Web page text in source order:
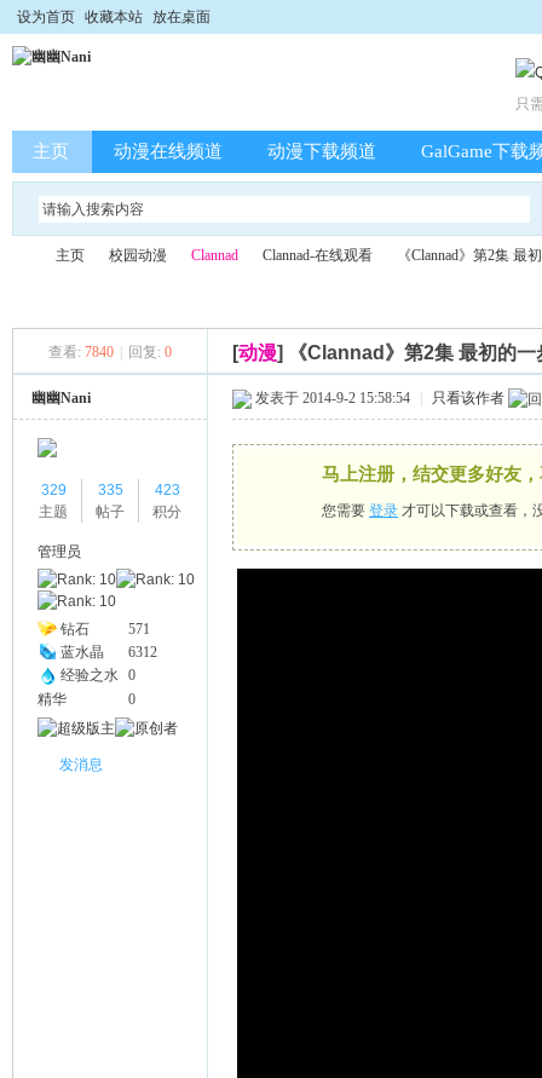
设为首页 收藏本站 放在桌面
只
主页 动漫在线频道 动漫下载频道 GalGame下载
主页
›
校园动漫
›
Clannad
›
Clannad-在线观看
›
《Clannad》第2集 最
查看: 7840 回复: 0 [动漫] 《Clannad》第2集 最初的一
幽幽Nani
329
主题
335
帖子
423
积分
管理员
钻石
571
蓝水晶
6312
经验之水 0
精华
0
发消息
发表于 2014-9-2 15:58:54 只看该作者
马上注册，结交更多好友
您需要 登录 才可以下载或查看，